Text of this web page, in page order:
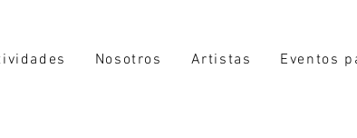
Nosotros Artistas Eventos